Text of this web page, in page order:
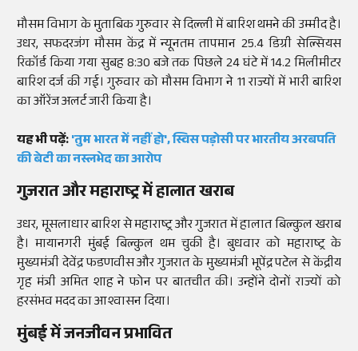
मौसम विभाग के मुताबिक गुरुवार से दिल्ली में बारिश थमने की उम्मीद है।
उधर, सफदरजंग मौसम केंद्र में न्यूनतम तापमान 25.4 डिग्री सेल्सियस
रिकॉर्ड किया गया सुबह 8:30 बजे तक पिछले 24 घंटे में 14.2 मिलीमीटर
बारिश दर्ज की गई। गुरुवार को मौसम विभाग ने 11 राज्यों में भारी बारिश
का ऑरेंज अलर्ट जारी किया है।
यह भी पढ़ें:'तुम भारत में नहीं हो', स्विस पड़ोसी पर भारतीय अरबपति
की बेटी का नस्लभेद का आरोप
गुजरात और महाराष्ट्र में हालात खराब
उधर, मूसलाधार बारिश से महाराष्ट्र और गुजरात में हालात बिल्कुल खराब
है। मायानगरी मुंबई बिल्कुल थम चुकी है। बुधवार को महाराष्ट्र के
मुख्यमंत्री देवेंद्र फडणवीस और गुजरात के मुख्यमंत्री भूपेंद्र पटेल से केंद्रीय
गृह मंत्री अमित शाह ने फोन पर बातचीत की। उन्होंने दोनों राज्यों को
हरसंभव मदद का आश्वासन दिया।
मुंबई में जनजीवन प्रभावित